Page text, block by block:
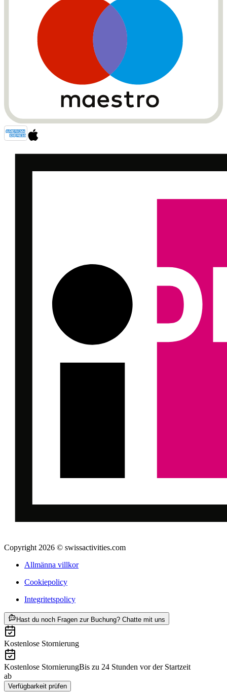
Copyright 2026 © swissactivities.com
Allmänna villkor
Cookiepolicy
Integritetspolicy
Hast du noch Fragen zur Buchung? Chatte mit uns
Kostenlose Stornierung
Kostenlose StornierungBis zu 24 Stunden vor der Startzeit
ab
Verfügbarkeit prüfen